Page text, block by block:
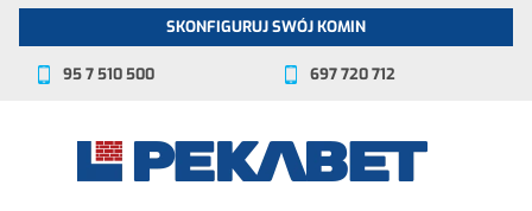
SKONFIGURUJ SWÓJ KOMIN
95 7 510 500 697 720 712